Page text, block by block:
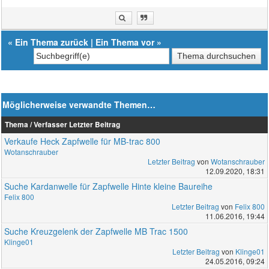
« Ein Thema zurück | Ein Thema vor»
Möglicherweise verwandte Themen…
Thema / Verfasser Letzter Beitrag
Verkaufe Heck Zapfwelle für MB-trac 800
Wotanschrauber
Letzter Beitrag von Wotanschrauber
12.09.2020, 18:31
Suche Kardanwelle für Zapfwelle Hinte kleine Baureihe
Felix 800
Letzter Beitrag von Felix 800
11.06.2016, 19:44
Suche Kreuzgelenk der Zapfwelle MB Trac 1500
Klinge01
Letzter Beitrag von Klinge01
24.05.2016, 09:24